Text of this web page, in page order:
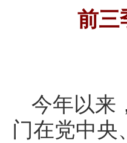
前三
今年以来
门在党中央